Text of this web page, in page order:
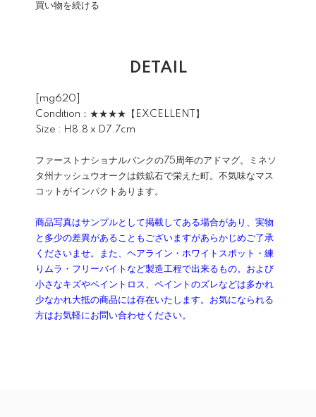
買い物を続ける
DETAIL
[mg620]
Condition：★★★★【EXCELLENT】
Size : H8.8 x D7.7cm
ファーストナショナルバンクの75周年のアドマグ。ミネソ
タ州ナッシュウオークは鉄鉱石で栄えた町。不気味なマス
コットがインパクトあります。
商品写真はサンプルとして掲載してある場合があり、実物
と多少の差異があることもございますがあらかじめご了承
くださいませ。また、ヘアライン・ホワイトスポット・練
りムラ・フリーバイトなど製造工程で出来るもの。および
小さなキズやペイントロス、ペイントのズレなどは多かれ
少なかれ大抵の商品には存在いたします。お気になられる
方はお気軽にお問い合わせください。